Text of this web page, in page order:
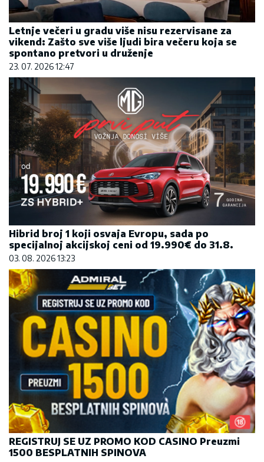
Letnje večeri u gradu više nisu rezervisane za
vikend: Zašto sve više ljudi bira večeru koja se
spontano pretvori u druženje
23. 07. 2026 12:47
Hibrid broj 1 koji osvaja Evropu, sada po
specijalnoj akcijskoj ceni od 19.990€ do 31.8.
03. 08. 2026 13:23
REGISTRUJ SE UZ PROMO KOD CASINO Preuzmi
1500 BESPLATNIH SPINOVA